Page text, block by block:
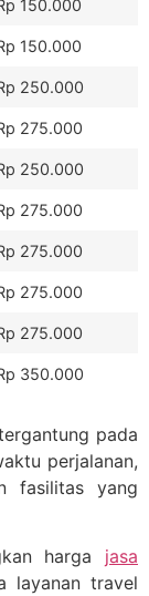
150.000
150.000
250.000
275.000
250.000
275.000
275.000
275.000
275.000
350.000
pada
perjalanan,
fasilitas yang
harga jasa
layanan travel